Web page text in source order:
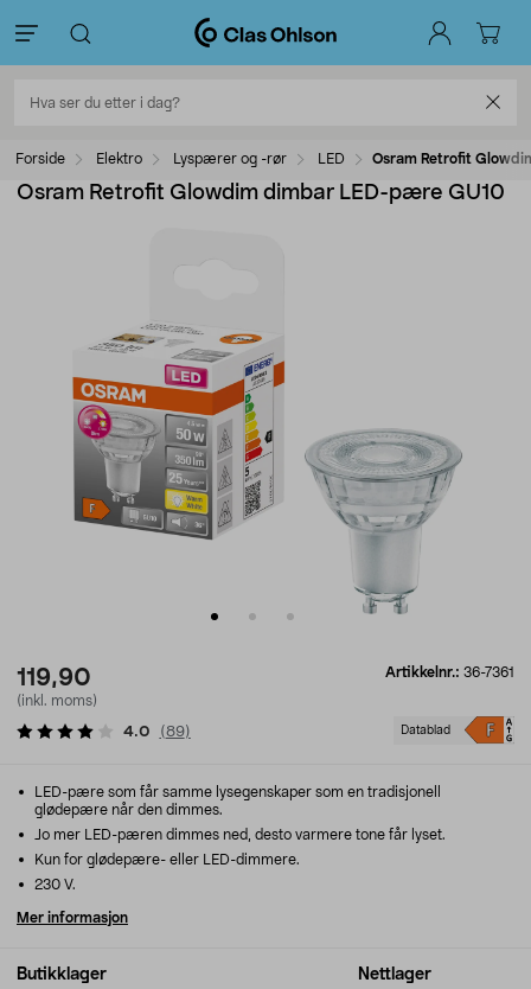
Forside Elektro Lyspærer og -rør LED Osram Retrofit
Osram Retrofit Glowdim dimbar LED-pære GU10
119,90
(inkl. moms)
Artikkelnr.: 36-7361
Datablad
4.0 (89)
Butikklager Nettlager
LED-pære som får samme lysegenskaper som en tradisjonell
glødepære når den dimmes.
Jo mer LED-pæren dimmes ned, desto varmere tone får lyset.
Kun for glødepære- eller LED-dimmere.
230 V.
Mer informasjon